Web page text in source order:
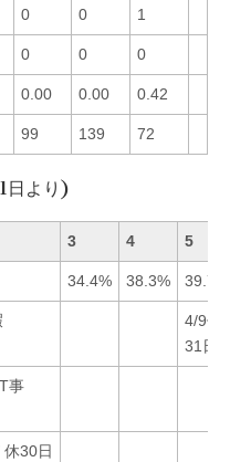
0 0 1
0 0 0
0.00 0.00 0.42
99 139 72
日より)
3 4 5
34.4% 38.3% 39.7%
4/9休
31日
事
休30日